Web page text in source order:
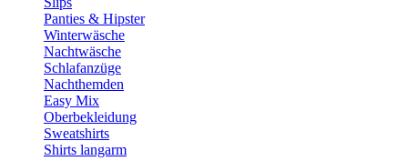
Panties & Hipster
Winterwäsche
Nachtwäsche
Schlafanzüge
Nachthemden
Easy Mix
Oberbekleidung
Sweatshirts
Shirts langarm